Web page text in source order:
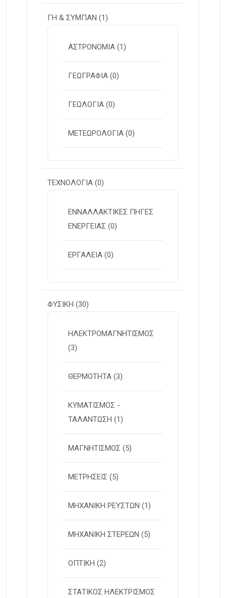
ΓΗ & ΣΥΜΠΑΝ (1)
ΑΣΤΡΟΝΟΜΙΑ (1)
ΓΕΩΓΡΑΦΙΑ (0)
ΓΕΩΛΟΓΙΑ (0)
ΜΕΤΕΩΡΟΛΟΓΙΑ (0)
ΤΕΧΝΟΛΟΓΙΑ (0)
ΕΝΝΑΛΛΑΚΤΙΚΕΣ ΠΗΓΕΣ
ΕΝΕΡΓΕΙΑΣ (0)
ΕΡΓΑΛΕΙΑ (0)
ΦΥΣΙΚΗ (30)
ΗΛΕΚΤΡΟΜΑΓΝΗΤΙΣΜΟΣ
(3)
ΘΕΡΜΟΤΗΤΑ (3)
ΚΥΜΑΤΙΣΜΟΣ -
ΤΑΛΑΝΤΩΣΗ (1)
ΜΑΓΝΗΤΙΣΜΟΣ (5)
ΜΕΤΡΗΣΕΙΣ (5)
ΜΗΧΑΝΙΚΗ ΡΕΥΣΤΩΝ (1)
ΜΗΧΑΝΙΚΗ ΣΤΕΡΕΩΝ (5)
ΟΠΤΙΚΗ (2)
ΣΤΑΤΙΚΟΣ ΗΛΕΚΤΡΙΣΜΟΣ